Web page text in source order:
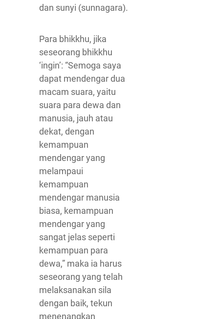
dan sunyi (sunnagara).
Para bhikkhu, jika
seseorang bhikkhu
‘ingin’: “Semoga saya
dapat mendengar dua
macam suara, yaitu
suara para dewa dan
manusia, jauh atau
dekat, dengan
kemampuan
mendengar yang
melampaui
kemampuan
mendengar manusia
biasa, kemampuan
mendengar yang
sangat jelas seperti
kemampuan para
dewa,” maka ia harus
seseorang yang telah
melaksanakan sila
dengan baik, tekun
menenangkan